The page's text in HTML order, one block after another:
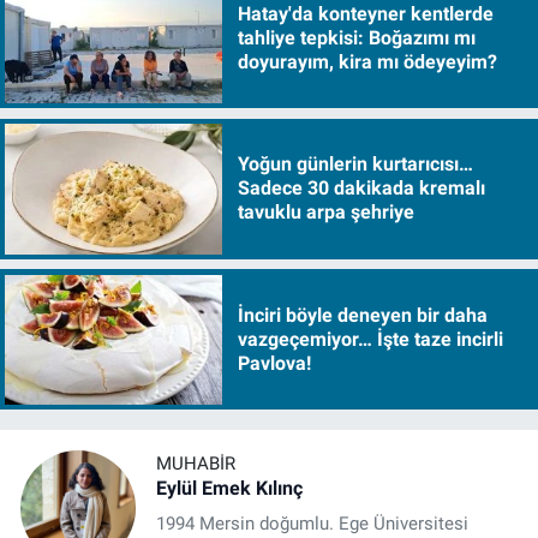
Hatay'da konteyner kentlerde
tahliye tepkisi: Boğazımı mı
doyurayım, kira mı ödeyeyim?
Yoğun günlerin kurtarıcısı…
Sadece 30 dakikada kremalı
tavuklu arpa şehriye
İnciri böyle deneyen bir daha
vazgeçemiyor… İşte taze incirli
Pavlova!
MUHABIR
Eylül Emek Kılınç
1994 Mersin doğumlu. Ege Üniversitesi